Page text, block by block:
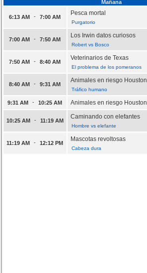
Mañana
6:13 AM - 7:00 AM
Pesca mortal
Purgatorio
7:00 AM - 7:50 AM
Los Irwin datos curiosos
Robert vs Bosco
7:50 AM - 8:40 AM
Veterinarios de Texas
El problema de los pomeranos
8:40 AM - 9:31 AM
Animales en riesgo Houston
Tráfico humano
9:31 AM - 10:25 AM Animales en riesgo Houston
10:25 AM - 11:19 AM
Caminando con elefantes
Hombre vs elefante
11:19 AM - 12:12 PM
Mascotas revoltosas
Cabeza dura